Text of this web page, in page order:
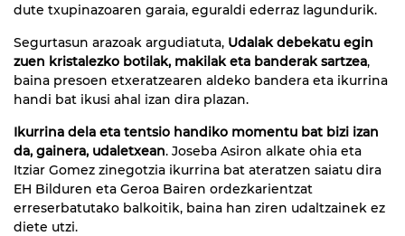
dute txupinazoaren garaia, eguraldi ederraz lagundurik.
Segurtasun arazoak argudiatuta, Udalak debekatu egin
zuen kristalezko botilak, makilak eta banderak sartzea,
baina presoen etxeratzearen aldeko bandera eta ikurrina
handi bat ikusi ahal izan dira plazan.
Ikurrina dela eta tentsio handiko momentu bat bizi izan
da, gainera, udaletxean. Joseba Asiron alkate ohia eta
Itziar Gomez zinegotzia ikurrina bat ateratzen saiatu dira
EH Bilduren eta Geroa Bairen ordezkarientzat
erreserbatutako balkoitik, baina han ziren udaltzainek ez
diete utzi.